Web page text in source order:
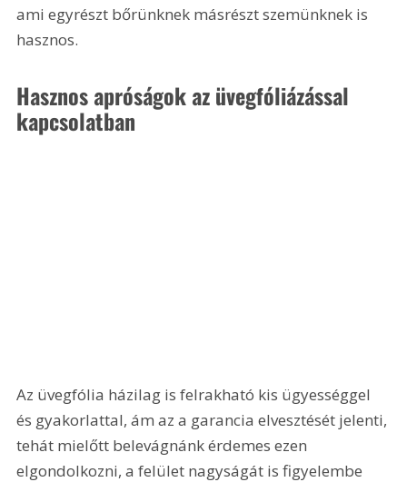
ami egyrészt bőrünknek másrészt szemünknek is
hasznos.
Hasznos apróságok az üvegfóliázással
kapcsolatban
Az üvegfólia házilag is felrakható kis ügyességgel
és gyakorlattal, ám az a garancia elvesztését jelenti,
tehát mielőtt belevágnánk érdemes ezen
elgondolkozni, a felület nagyságát is figyelembe